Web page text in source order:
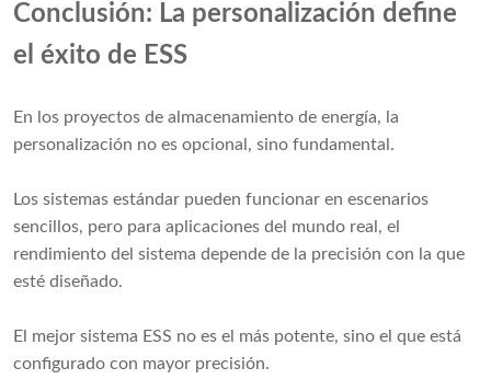
Conclusión: La personalización define
el éxito de ESS
En los proyectos de almacenamiento de energía, la
personalización no es opcional, sino fundamental.
Los sistemas estándar pueden funcionar en escenarios
sencillos, pero para aplicaciones del mundo real, el
rendimiento del sistema depende de la precisión con la que
esté diseñado.
El mejor sistema ESS no es el más potente, sino el que está
configurado con mayor precisión.